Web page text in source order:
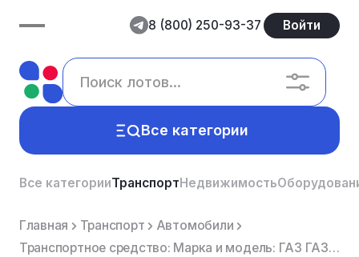
8 (800) 250-93-37 Войти
Все категории
Все категорииТранспортНедвижимость
Главная Транспорт
Автомобили
Транспортное средство: Марка и модель: ГАЗ ГАЗЕЛЬ 3302, год выпуска: 2013, VIN: X96330232D0798291. Я...